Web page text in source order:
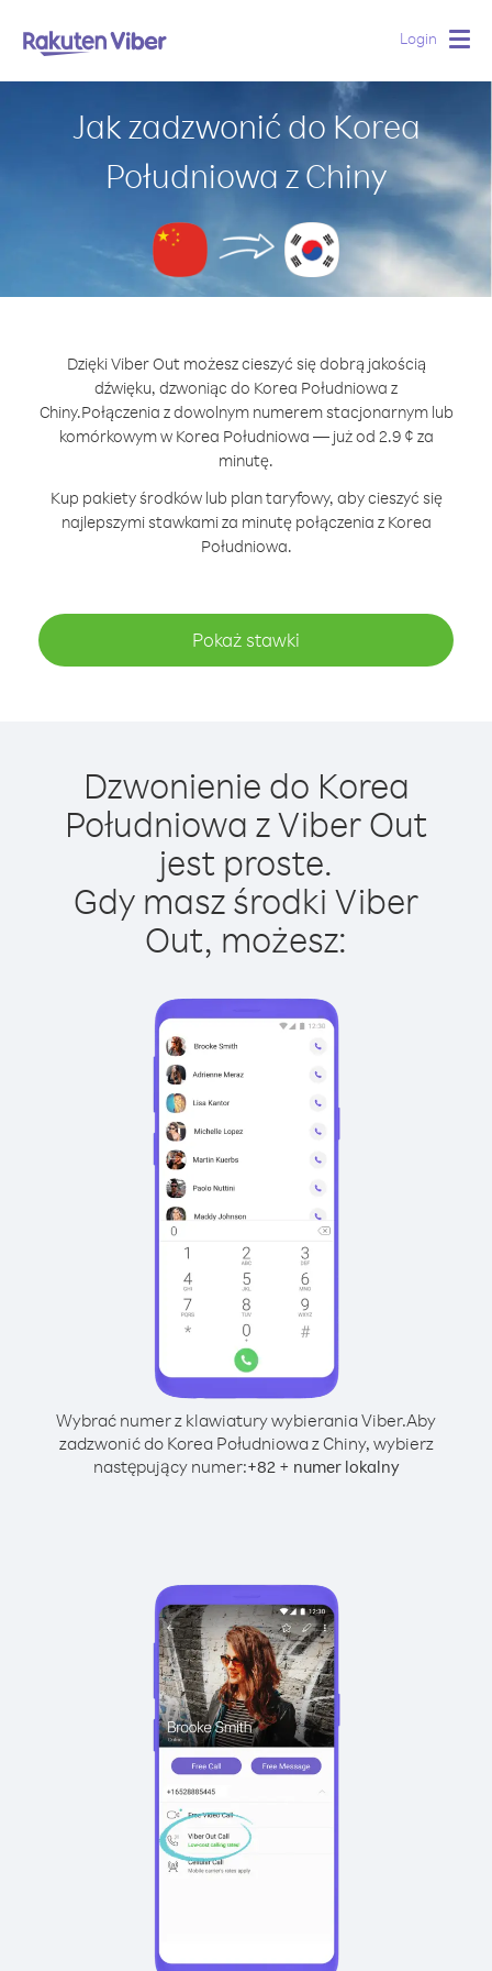
Login
Jak zadzwonić do Korea
Południowa z Chiny
Dzięki Viber Out możesz cieszyć się dobrą jakością
dźwięku, dzwoniąc do Korea Południowa z
Chiny.Połączenia z dowolnym numerem stacjonarnym lub
komórkowym w Korea Południowa — już od 2.9 ¢ za
minutę.
Kup pakiety środków lub plan taryfowy, aby cieszyć się
najlepszymi stawkami za minutę połączenia z Korea
Południowa.
Pokaż stawki
Dzwonienie do Korea
Południowa z Viber Out
jest proste.
Gdy masz środki Viber
Out, możesz:
Wybrać numer z klawiatury wybierania Viber.Aby
zadzwonić do Korea Południowa z Chiny, wybierz
następujący numer:+82+ numer lokalny